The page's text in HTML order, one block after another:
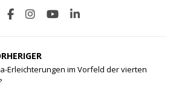
Erleichterungen im Vorfeld der vierten